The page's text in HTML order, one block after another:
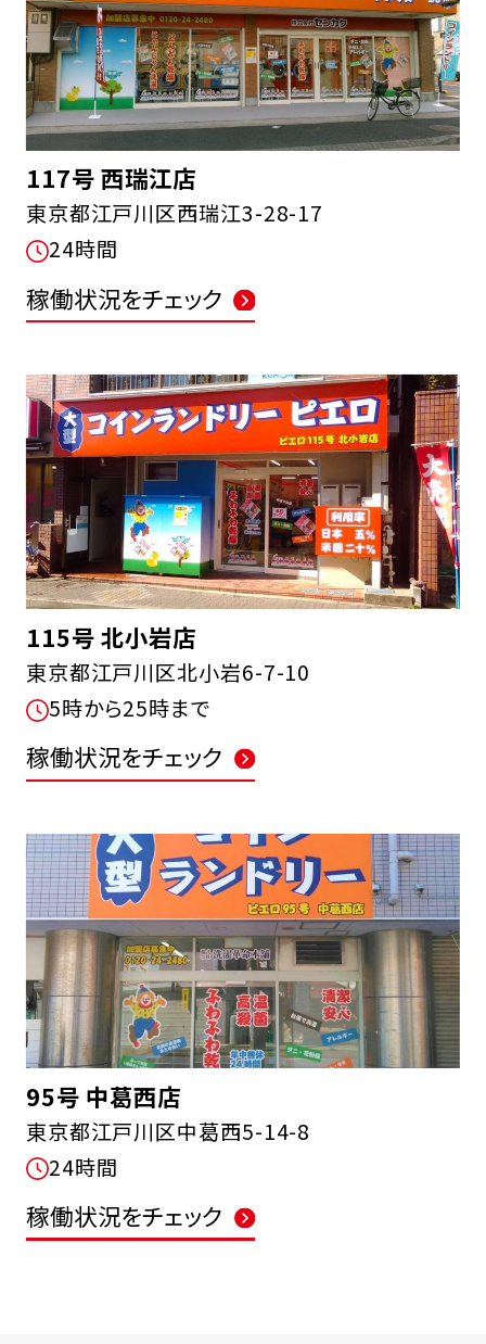
117号 西瑞江店
東京都江戸川区西瑞江3-28-17
24時間
稼働状況をチェック
115号 北小岩店
東京都江戸川区北小岩6-7-10
5時から25時まで
稼働状況をチェック
95号 中葛西店
東京都江戸川区中葛西5-14-8
24時間
稼働状況をチェック